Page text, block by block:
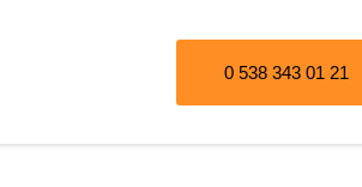
0 538 343 01 21